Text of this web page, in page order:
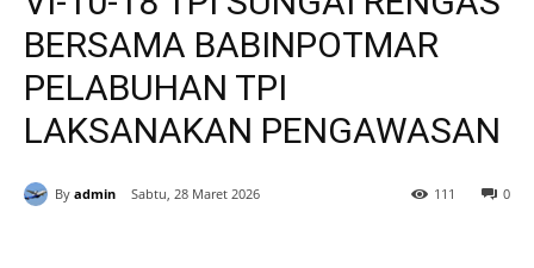
BERSAMA BABINPOTMAR
PELABUHAN TPI
LAKSANAKAN PENGAWASAN
By admin Sabtu, 28 Maret 2026 0
111